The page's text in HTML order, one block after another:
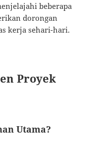
beberapa
dorongan
kerja sehari-hari.
Proyek
Utama?